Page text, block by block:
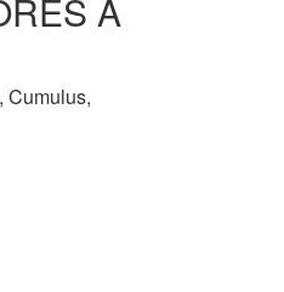
A
Cumulus,